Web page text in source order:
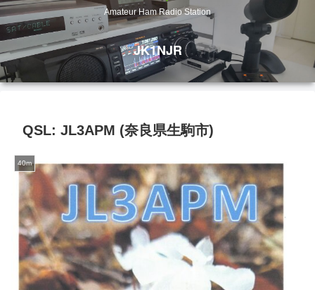
Amateur Ham Radio Station
JK1NJR
QSL: JL3APM (奈良県生駒市)
40m